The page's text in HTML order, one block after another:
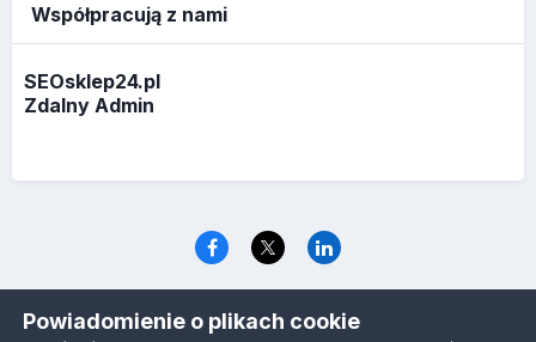
Współpracują z nami
SEOsklep24.pl
Zdalny Admin
www.optymalizacja.com
Powiadomienie o plikach cookie